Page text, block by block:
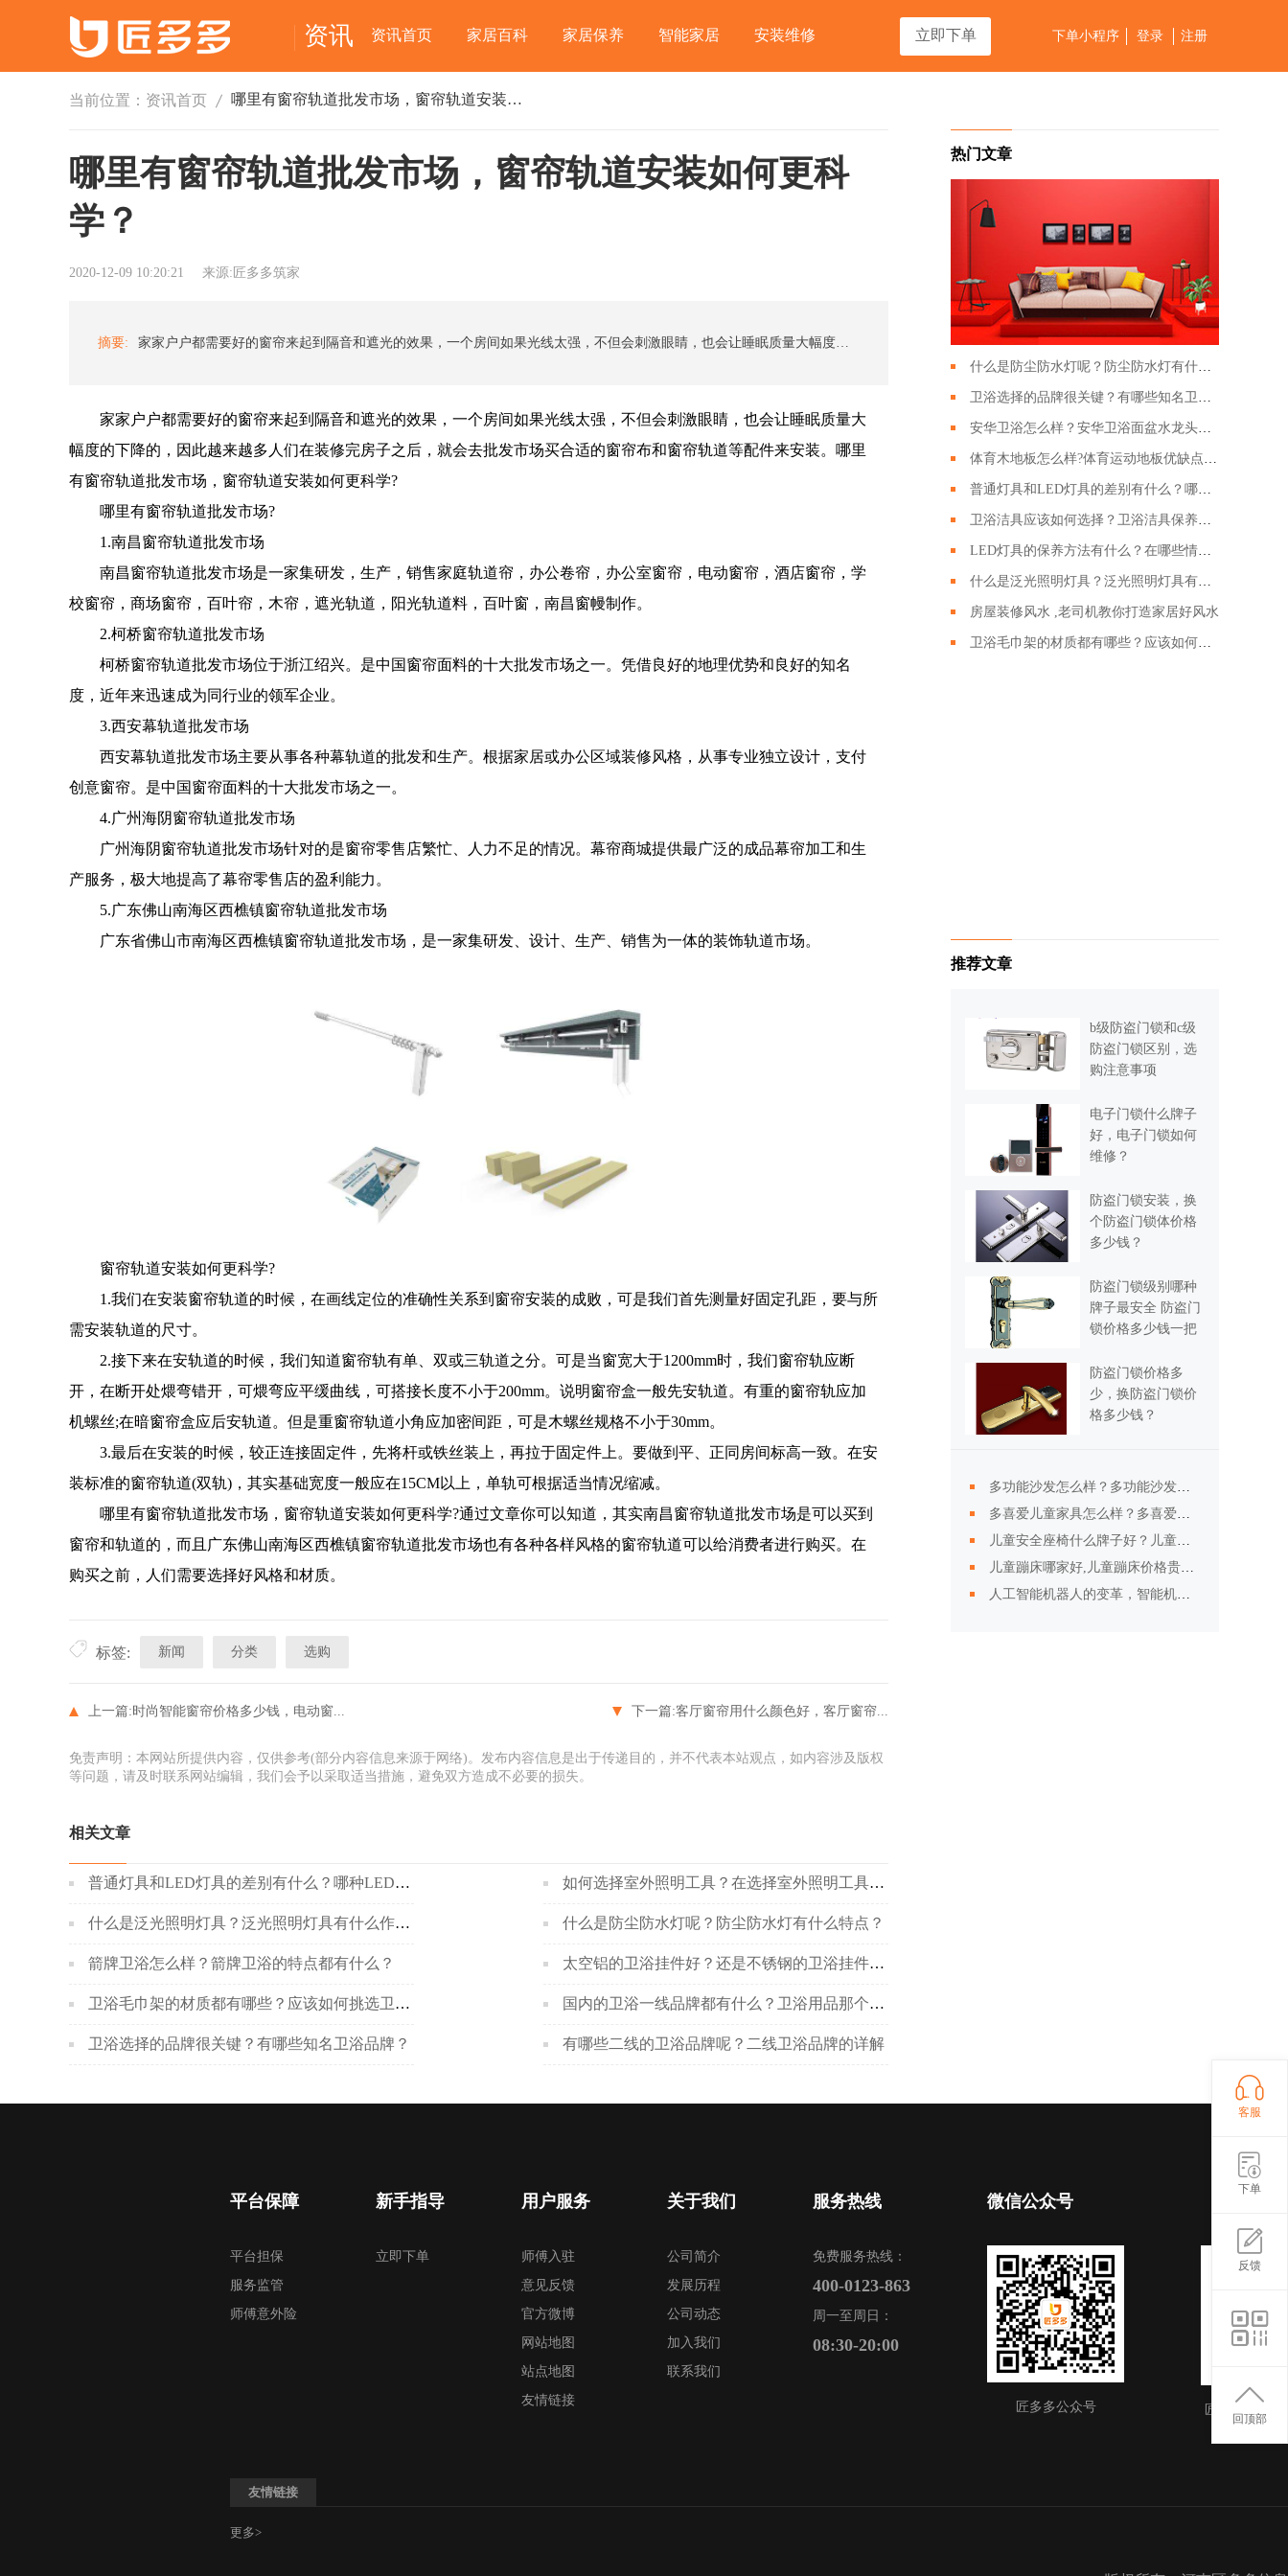
资讯 资讯首页 家居百科 家居保养 智能家居 安装维修 立即下单 下单小程序 登录 注册
当前位置： 资讯首页 哪里有窗帘轨道批发市场，窗帘轨道安装如何更科学？
哪里有窗帘轨道批发市场，窗帘轨道安装如何更科
学？
2020-12-09 10:20:21 来源:匠多多筑家
摘要: 家家户户都需要好的窗帘来起到隔音和遮光的效果，一个房间如果光线太强，不但会刺激眼睛，也会让睡眠质量大幅度的下降的，因此越来越多人们在装修完房子之后，就会去批发市场买合适的窗帘布和窗帘轨道等配件来安装。哪里有窗帘轨道批发市场，窗帘轨道安装如何更科学?
家家户户都需要好的窗帘来起到隔音和遮光的效果，一个房间如果光线太强，不但会刺激眼睛，也会让睡眠质量大
幅度的下降的，因此越来越多人们在装修完房子之后，就会去批发市场买合适的窗帘布和窗帘轨道等配件来安装。哪里
有窗帘轨道批发市场，窗帘轨道安装如何更科学?
哪里有窗帘轨道批发市场?
1.南昌窗帘轨道批发市场
南昌窗帘轨道批发市场是一家集研发，生产，销售家庭轨道帘，办公卷帘，办公室窗帘，电动窗帘，酒店窗帘，学
校窗帘，商场窗帘，百叶帘，木帘，遮光轨道，阳光轨道料，百叶窗，南昌窗幔制作。
2.柯桥窗帘轨道批发市场
柯桥窗帘轨道批发市场位于浙江绍兴。是中国窗帘面料的十大批发市场之一。凭借良好的地理优势和良好的知名
度，近年来迅速成为同行业的领军企业。
3.西安幕轨道批发市场
西安幕轨道批发市场主要从事各种幕轨道的批发和生产。根据家居或办公区域装修风格，从事专业独立设计，支付
创意窗帘。是中国窗帘面料的十大批发市场之一。
4.广州海阴窗帘轨道批发市场
广州海阴窗帘轨道批发市场针对的是窗帘零售店繁忙、人力不足的情况。幕帘商城提供最广泛的成品幕帘加工和生
产服务，极大地提高了幕帘零售店的盈利能力。
5.广东佛山南海区西樵镇窗帘轨道批发市场
广东省佛山市南海区西樵镇窗帘轨道批发市场，是一家集研发、设计、生产、销售为一体的装饰轨道市场。
窗帘轨道安装如何更科学?
1.我们在安装窗帘轨道的时候，在画线定位的准确性关系到窗帘安装的成败，可是我们首先测量好固定孔距，要与所
需安装轨道的尺寸。
2.接下来在安轨道的时候，我们知道窗帘轨有单、双或三轨道之分。可是当窗宽大于1200mm时，我们窗帘轨应断
开，在断开处煨弯错开，可煨弯应平缓曲线，可搭接长度不小于200mm。说明窗帘盒一般先安轨道。有重的窗帘轨应加
机螺丝;在暗窗帘盒应后安轨道。但是重窗帘轨道小角应加密间距，可是木螺丝规格不小于30mm。
3.最后在安装的时候，较正连接固定件，先将杆或铁丝装上，再拉于固定件上。要做到平、正同房间标高一致。在安
装标准的窗帘轨道(双轨)，其实基础宽度一般应在15CM以上，单轨可根据适当情况缩减。
哪里有窗帘轨道批发市场，窗帘轨道安装如何更科学?通过文章你可以知道，其实南昌窗帘轨道批发市场是可以买到
窗帘和轨道的，而且广东佛山南海区西樵镇窗帘轨道批发市场也有各种各样风格的窗帘轨道可以给消费者进行购买。在
购买之前，人们需要选择好风格和材质。
标签: 新闻 分类 选购
上一篇:时尚智能窗帘价格多少钱，电动窗... 下一篇:客厅窗帘用什么颜色好，客厅窗帘...
免责声明：本网站所提供内容，仅供参考(部分内容信息来源于网络)。发布内容信息是出于传递目的，并不代表本站观点，如内容涉及版权
等问题，请及时联系网站编辑，我们会予以采取适当措施，避免双方造成不必要的损失。
相关文章
普通灯具和LED灯具的差别有什么？哪种LED灯具更好呢？ 如何选择室外照明工具？在选择室外照明工具的时候应该注意什么？
什么是泛光照明灯具？泛光照明灯具有什么作用？ 什么是防尘防水灯呢？防尘防水灯有什么特点？
箭牌卫浴怎么样？箭牌卫浴的特点都有什么？ 太空铝的卫浴挂件好？还是不锈钢的卫浴挂件好？
卫浴毛巾架的材质都有哪些？应该如何挑选卫浴毛巾架？ 国内的卫浴一线品牌都有什么？卫浴用品那个牌子会比较好？
卫浴选择的品牌很关键？有哪些知名卫浴品牌？ 有哪些二线的卫浴品牌呢？二线卫浴品牌的详解
热门文章
什么是防尘防水灯呢？防尘防水灯有什么特点？
安华卫浴怎么样？安华卫浴面盆水龙头应该如何搭配？
普通灯具和LED灯具的差别有什么？哪种LED灯具更好呢？
卫浴洁具应该如何选择？卫浴洁具保养的时候需要注意哪些？
LED灯具的保养方法有什么？在哪些情况下回损坏？
什么是泛光照明灯具？泛光照明灯具有什么作用？
房屋装修风水 ,老司机教你打造家居好风水
卫浴毛巾架的材质都有哪些？应该如何挑选卫浴毛巾架？
推荐文章
b级防盗门锁和c级
防盗门锁区别，选
购注意事项
电子门锁什么牌子
好，电子门锁如何
维修？
防盗门锁安装，换
个防盗门锁体价格
多少钱？
防盗门锁级别哪种
牌子最安全 防盗门
锁价格多少钱一把
防盗门锁价格多
少，换防盗门锁价
格多少钱？
多功能沙发怎么样？多功能沙发价格与品牌介绍
多喜爱儿童家具怎么样？多喜爱儿童家具报价
儿童安全座椅什么牌子好？儿童安全座椅品牌排名
儿童蹦床哪家好,儿童蹦床价格贵不贵
人工智能机器人的变革，智能机器人伴侣会不会重新定义“人性”？
平台保障
平台担保
服务监管
师傅意外险
新手指导
立即下单
用户服务
师傅入驻
意见反馈
官方微博
网站地图
站点地图
友情链接
关于我们
公司简介
发展历程
公司动态
加入我们
联系我们
服务热线
免费服务热线：
400-0123-863
周一至周日：
08:30-20:00
微信公众号
匠多多公众号 匠多多APP（
友情链接
更多>
客服
下单
反馈
回顶部